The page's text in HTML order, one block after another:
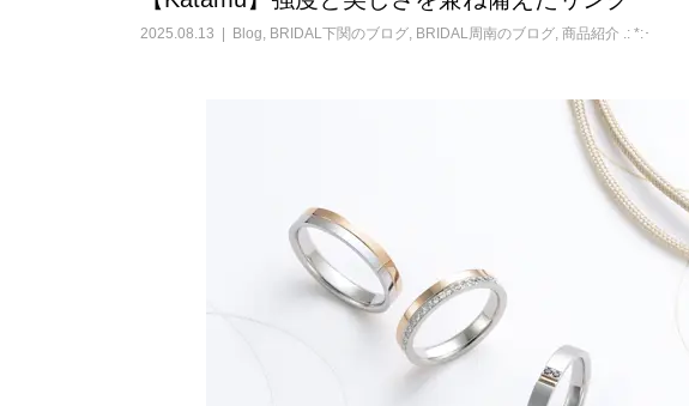
2025.08.13 Blog, BRIDAL下関のブログ, BRIDAL周南のブログ, 商品紹介 .: *:･